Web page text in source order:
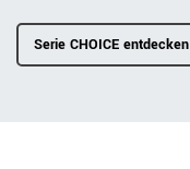
Serie CHOICE entdecken